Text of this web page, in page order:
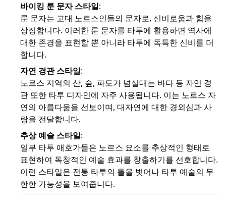
바이킹 룬 문자 스타일:
룬 문자는 고대 노르스인들의 문자로, 신비로움과 힘을
상징합니다. 이러한 룬 문자를 타투에 활용하면 역사에
대한 존경을 표현할 뿐 아니라 타투에 독특한 신비를 더
합니다.
자연 경관 스타일:
노르스 지역의 산, 숲, 파도가 넘실대는 바다 등 자연 경
관 또한 타투 디자인에 자주 사용됩니다. 이는 노르스 자
연의 아름다움을 선보이며, 대자연에 대한 경외심과 사
랑을 전달합니다.
추상 예술 스타일:
일부 타투 애호가들은 노르스 요소를 추상적인 형태로
표현하여 독창적인 예술 효과를 창출하기를 선호합니다.
이런 스타일은 전통 타투의 틀을 벗어나 타투 예술의 무
한한 가능성을 보여줍니다.